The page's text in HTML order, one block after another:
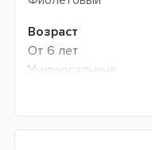
Возраст
От 6 лет
Универсальные